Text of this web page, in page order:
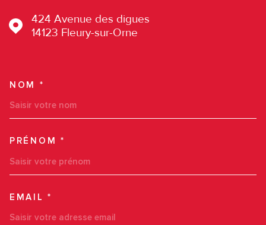
424 Avenue des digues
14123
Fleury-sur-Orne
NOM *
PRÉNOM *
EMAIL *